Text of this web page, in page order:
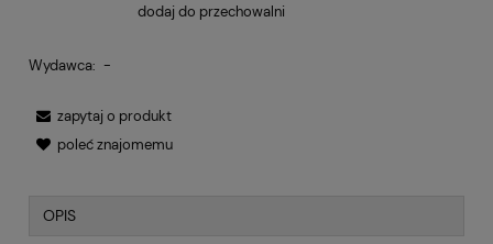
dodaj do przechowalni
Wydawca: -
zapytaj o produkt
poleć znajomemu
OPIS